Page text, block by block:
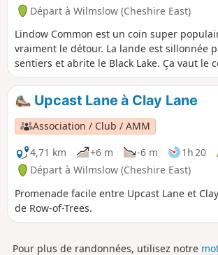
Départ à Wilmslow (Cheshire East)
Lindow Common est un coin super
vraiment le détour. La lande est sillonnée
sentiers et abrite le Black Lake. Ça vaut le
les zones loin du Black Lake, où on trouve
et des étendues de bruyère. Beaucoup de
conservation sont en cours sur la lande
aspect ouvert et protéger la faune et la
site d'intérêt scientifique particulier.
Upcast Lane à Clay Lane
Association / Club / AMM
4,71 km
+6 m -6 m 1h 20
Départ à Wilmslow (Cheshire East)
Promenade facile entre Upcast Lane et
de Row-of-Trees.
Pour plus de randonnées, utilisez notre